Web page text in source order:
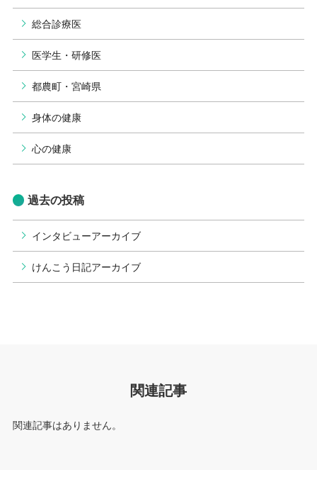
総合診療医
医学生・研修医
都農町・宮崎県
身体の健康
心の健康
過去の投稿
インタビューアーカイブ
けんこう日記アーカイブ
関連記事
関連記事はありません。